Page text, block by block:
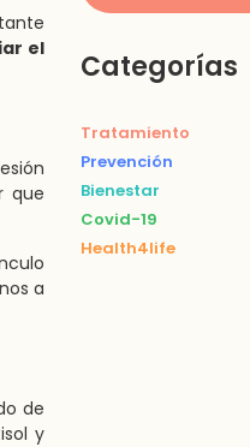
el
que
a
de
y
Categorías
Tratamiento
Prevención
Bienestar
Covid-19
Health4life